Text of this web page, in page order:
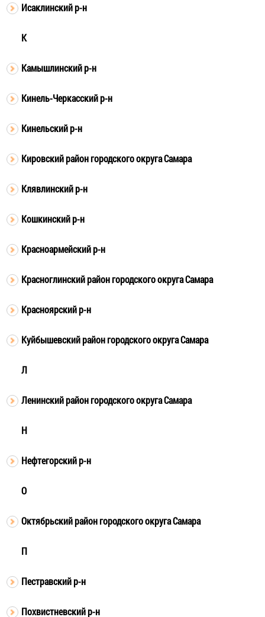
Исаклинский р-н
К
Камышлинский р-н
Кинель-Черкасский р-н
Кинельский р-н
Кировский район городского округа Самара
Клявлинский р-н
Кошкинский р-н
Красноармейский р-н
Красноглинский район городского округа Самара
Красноярский р-н
Куйбышевский район городского округа Самара
Л
Ленинский район городского округа Самара
Н
Нефтегорский р-н
О
Октябрьский район городского округа Самара
П
Пестравский р-н
Похвистневский р-н